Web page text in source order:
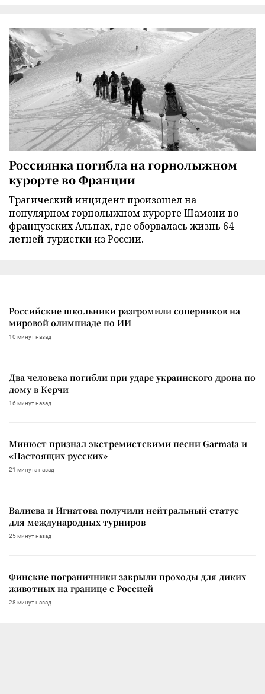
Россиянка погибла на горнолыжном
курорте во Франции
Трагический инцидент произошел на
популярном горнолыжном курорте Шамони во
французских Альпах, где оборвалась жизнь 64-
летней туристки из России.
Российские школьники разгромили соперников на
мировой олимпиаде по ИИ
10 минут назад
Два человека погибли при ударе украинского дрона по
дому в Керчи
16 минут назад
Минюст признал экстремистскими песни Garmata и
«Настоящих русских»
21 минута назад
Валиева и Игнатова получили нейтральный статус
для международных турниров
25 минут назад
Финские пограничники закрыли проходы для диких
животных на границе с Россией
28 минут назад